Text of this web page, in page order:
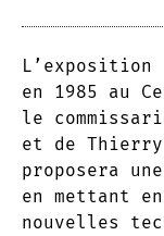
L’exposition
en 1985 au
le
et de Thierry
proposera
en mettant
nouvelles